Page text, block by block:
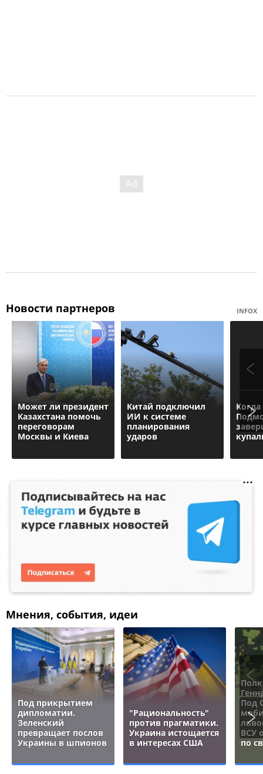
Новости партнеров INFOX
Может ли президент
Казахстана помочь
переговорам
Москвы и Киева
Китай подключил
ИИ к системе
планирования
ударов
Когда
Мнения, события, идеи
Под прикрытием
дипломатии.
Зеленский
превращает послов
Украины в шпионов
"Рациональность"
против прагматики.
Украина истощается
в интересах США
Под
ВСУ
по